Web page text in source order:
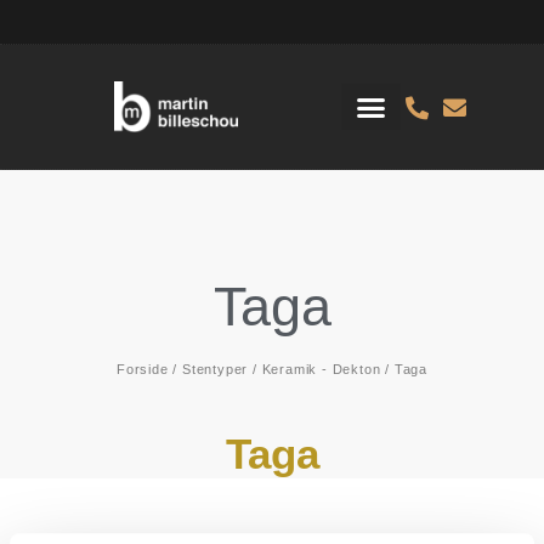
Taga
Forside / Stentyper / Keramik - Dekton / Taga
Taga